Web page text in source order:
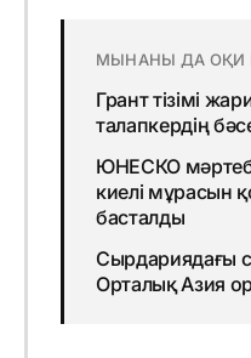
МЫНАНЫ ДА ОҚИ
Грант тізімі
талапкердің
ЮНЕСКО
киелі мұрасын
басталды
Сырдариядағы
Орталық Азия